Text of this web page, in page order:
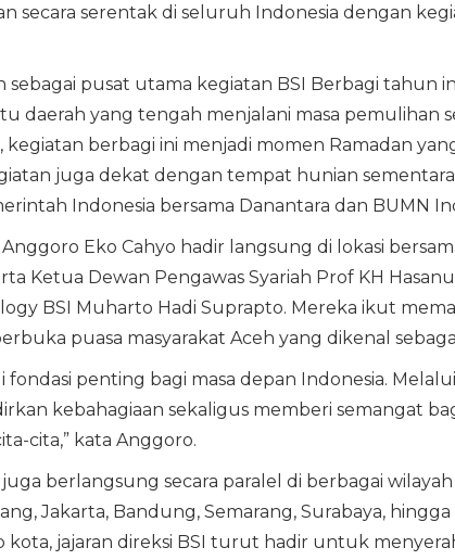
secara serentak di seluruh Indonesia dengan
sebagai pusat utama kegiatan BSI Berbagi tahun
daerah yang tengah menjalani masa pemulihan
kegiatan berbagi ini menjadi momen Ramadan
juga dekat dengan tempat hunian
Indonesia bersama Danantara dan BUMN
Eko Cahyo hadir langsung di lokasi
Ketua Dewan Pengawas Syariah Prof KH
BSI Muharto Hadi Suprapto. Mereka ikut
puasa masyarakat Aceh yang dikenal
fondasi penting bagi masa depan Indonesia.
kebahagiaan sekaligus memberi semangat
cita,” kata Anggoro.
berlangsung secara paralel di berbagai
Jakarta, Bandung, Semarang, Surabaya, hingga
kota, jajaran direksi BSI turut hadir untuk